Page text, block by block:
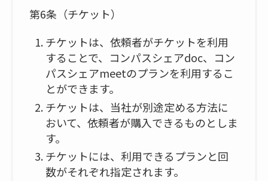
第6条（チケット）
チケットは、依頼者がチケットを利用
することで、コンパスシェアdoc、コン
パスシェアmeetのプランを利用するこ
とができます。
チケットは、当社が別途定める方法に
おいて、依頼者が購入できるものとしま
す。
チケットには、利用できるプランと回
数がそれぞれ指定されます。